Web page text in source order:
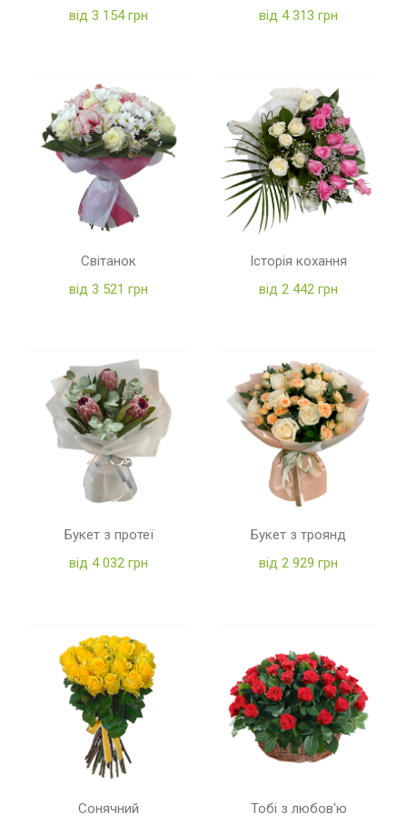
від 3 154 грн
від 4 313 грн
Світанок
від 3 521 грн
Історія кохання
від 2 442 грн
Букет з протеї
від 4 032 грн
Букет з троянд
від 2 929 грн
Сонячний
Тобі з любов'ю